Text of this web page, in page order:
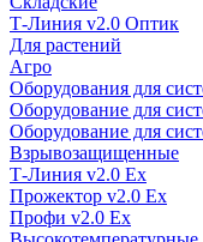
Т-Линия v2.0 Оптик
Для растений
Агро
Оборудования для
Оборудование для
Оборудование для
Взрывозащищенные
Т-Линия v2.0 Ex
Прожектор v2.0 Ex
Профи v2.0 Ex